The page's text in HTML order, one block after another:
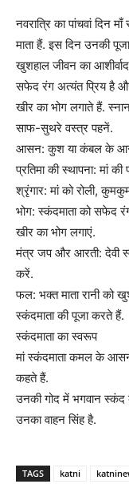
नवरात्रि का पांचवां दिन
माता हैं. इस दिन उनकी
खुशहाल जीवन का
सफेद रंग अत्यंत प्रिय है
खीर का भोग लगाते हैं.
साफ-सुथरे वस्त्र पहनें.
आसन: कुश या कंबल के
प्रतिमा की स्थापना: मां
श्रृंगार: मां को रोली,
भोग: स्कंदमाता को
खीर का भोग लगाएं.
मंत्र जप और आरती: देवी
करें.
फल: भक्त माता रानी को
स्कंदमाता की पूजा करते हैं.
स्कंदमाता का स्वरूप
मां स्कंदमाता कमल के आसन
कहते हैं.
उनकी गोद में भगवान स्कंद
उनका वाहन सिंह है.
TAGS katni